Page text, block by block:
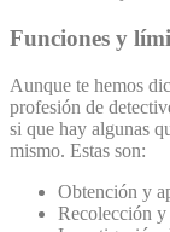
Funciones y
Aunque te hemos
profesión de
si que hay algunas
mismo. Estas son:
Obtención y
Recolección y